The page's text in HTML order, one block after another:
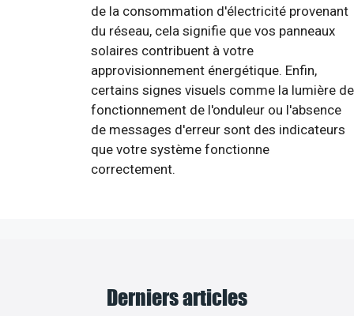
de la consommation d'électricité provenant
du réseau, cela signifie que vos panneaux
solaires contribuent à votre
approvisionnement énergétique. Enfin,
certains signes visuels comme la lumière de
fonctionnement de l'onduleur ou l'absence
de messages d'erreur sont des indicateurs
que votre système fonctionne
correctement.
Derniers articles